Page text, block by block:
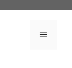
Menu